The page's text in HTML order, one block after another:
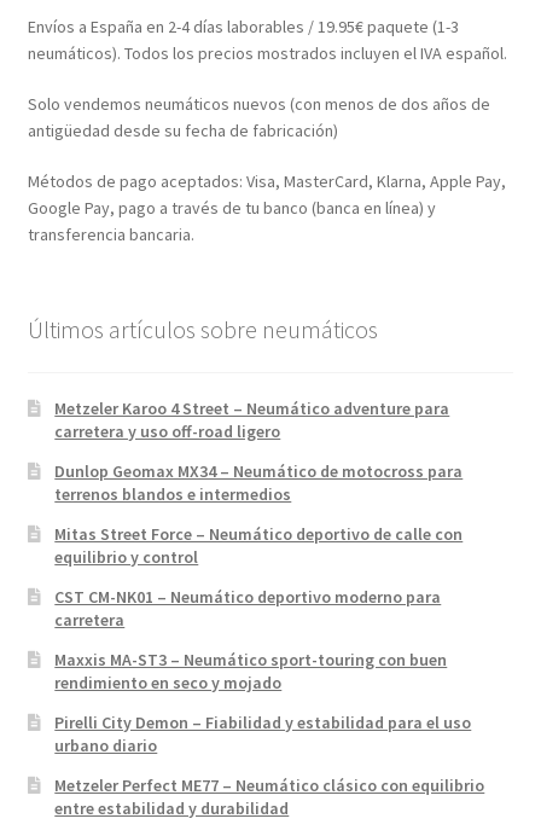
Envíos a España en 2-4 días laborables / 19.95€ paquete (1-3
neumáticos). Todos los precios mostrados incluyen el IVA español.
Solo vendemos neumáticos nuevos (con menos de dos años de
antigüedad desde su fecha de fabricación)
Métodos de pago aceptados: Visa, MasterCard, Klarna, Apple Pay,
Google Pay, pago a través de tu banco (banca en línea) y
transferencia bancaria.
Últimos artículos sobre neumáticos
Metzeler Karoo 4 Street – Neumático adventure para
carretera y uso off-road ligero
Dunlop Geomax MX34 – Neumático de motocross para
terrenos blandos e intermedios
Mitas Street Force – Neumático deportivo de calle con
equilibrio y control
CST CM-NK01 – Neumático deportivo moderno para
carretera
Maxxis MA-ST3 – Neumático sport-touring con buen
rendimiento en seco y mojado
Pirelli City Demon – Fiabilidad y estabilidad para el uso
urbano diario
Metzeler Perfect ME77 – Neumático clásico con equilibrio
entre estabilidad y durabilidad